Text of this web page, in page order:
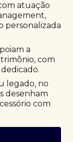
atuação
personalizada
a
com
legado, no
desenham
com